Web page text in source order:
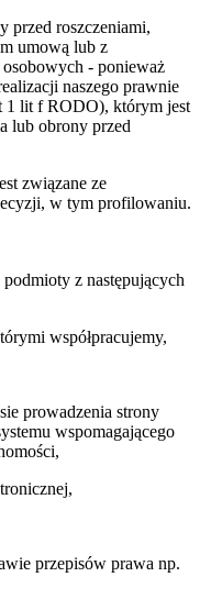
przed roszczeniami,
umową lub z
- ponieważ
naszego prawnie
1 lit f RODO), którym jest
lub obrony przed
związane ze
w tym profilowaniu.
z następujących
współpracujemy,
prowadzenia strony
wspomagającego
przepisów prawa np.